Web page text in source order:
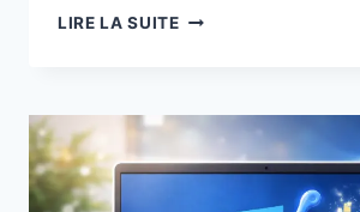
LIRE LA SUITEGUIDE
BIEN
ET